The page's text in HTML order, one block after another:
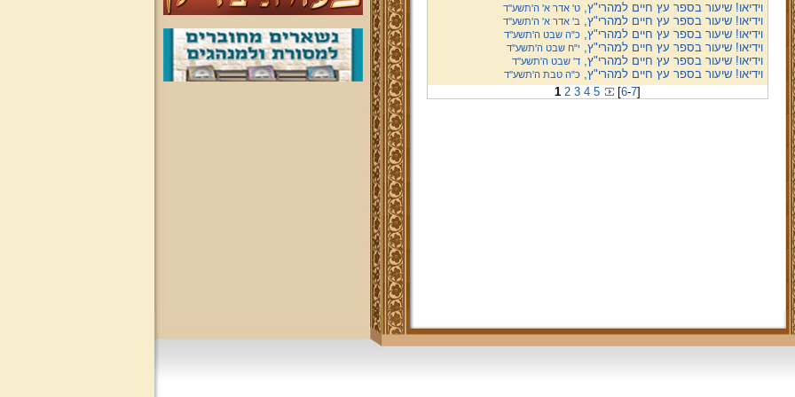
וידיאו! שיעור בספר עץ חיים למהרי"ץ,ט' אדר א' ה'תשע''ד
וידיאו! שיעור בספר עץ חיים למהרי"ץ,ב' אדר א' ה'תשע''ד
וידיאו! שיעור בספר עץ חיים למהרי"ץ,כ"ה שבט ה'תשע''ד
וידיאו! שיעור בספר עץ חיים למהרי"ץ, י"ח שבט ה'תשע''ד
וידיאו! שיעור בספר עץ חיים למהרי"ץ,ד' שבט ה'תשע''ד
וידיאו! שיעור בספר עץ חיים למהרי"ץ,כ"ה טבת ה'תשע''ד
1 2 3 4 5 [6-7]